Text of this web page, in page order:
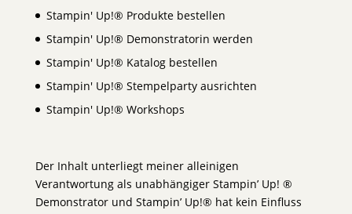
Stampin' Up!® Produkte bestellen
Stampin' Up!® Demonstratorin werden
Stampin' Up!® Katalog bestellen
Stampin' Up!® Stempelparty ausrichten
Stampin' Up!® Workshops
Der Inhalt unterliegt meiner alleinigen
Verantwortung als unabhängiger Stampin’ Up! ®
Demonstrator und Stampin’ Up!® hat kein Einfluss